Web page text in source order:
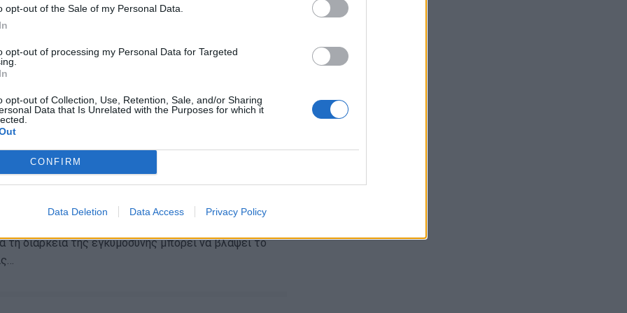
opt-out of the Sale of my Personal Data.
opt-out of processing my Personal Data for Targeted
opt-out of Collection, Use, Retention, Sale, and/or Sharing
Data that Is Unrelated with the Purposes for which it
CONFIRM
Data Deletion Data Access Privacy Policy
(CMV) μπορεί να απειλήσει την υγεία του
μολυνθεί κατά την εγκυμοσύνη.
τρώω καυτερά κατά τη διάρκεια της
Από την διατροφολόγο Ευσταθία
τη διάρκεια της εγκυμοσύνης μπορεί να βλάψει το